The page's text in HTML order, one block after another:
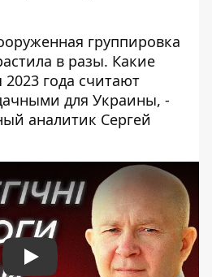
группировка
в разы. Какие
года считают
для Украины, -
аналитик Сергей
Play